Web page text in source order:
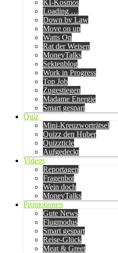
KI-Kosmos
Loading …
Down by Law
Move on up
Watts On
Rat der Weisen
MoneyTalks
Sektenblog
Work in Progress
Top Job
Zugestiegen
Madame Energie
Smart gespart
Quiz
Mini-Kreuzworträtsel
Quizz den Huber
Quizzticle
Aufgedeckt
Videos
Reportagen
Fragenbot
Wein doch
MoneyTalks
Promotionen
Gute News
Flugmodus
Smart gespart
Reise-Glück
Meat & Greet